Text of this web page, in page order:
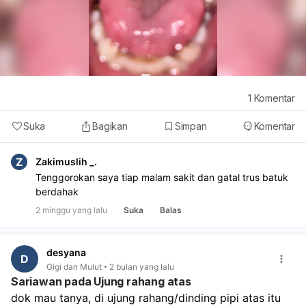
Suka Bagikan Simpan Komentar
1 Komentar
Z
Zakimuslih _.
Tenggorokan saya tiap malam sakit dan gatal trus batuk
berdahak
2 minggu yang lalu Suka Balas
D desyana
Gigi dan Mulut 2 bulan yang lalu
Sariawan pada Ujung rahang atas
dok mau tanya, di ujung rahang/dinding pipi atas itu